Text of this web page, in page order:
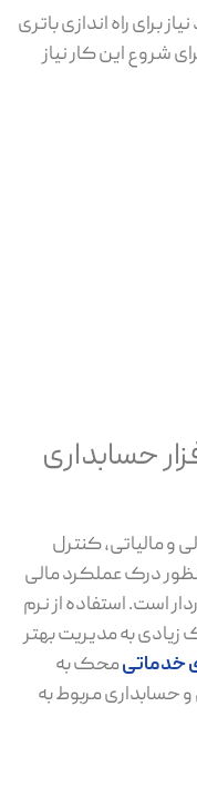
برای راه اندازی باتری
شروع این کار نیاز
افزار حسابداری
و مالیاتی، کنترل
درک عملکرد مالی
است. استفاده از نرم
زیادی به مدیریت بهتر
خدماتیمحکبه
حسابداری مربوط به